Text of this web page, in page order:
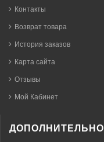
Контакты
Возврат товара
История заказов
Карта сайта
Отзывы
Мой Кабинет
ДОПОЛНИТЕЛЬНО